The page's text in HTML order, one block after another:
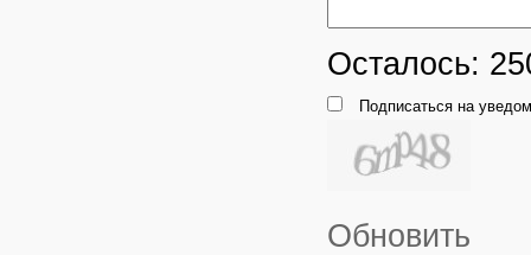
Осталось:
Подписаться на
Обновить